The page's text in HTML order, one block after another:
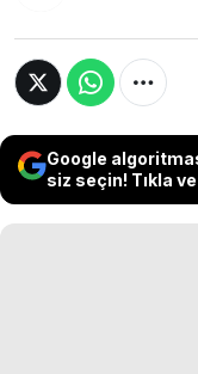
Google
siz seçin! Tıkla